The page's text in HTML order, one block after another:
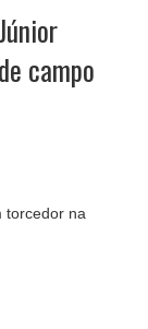
campo
torcedor na